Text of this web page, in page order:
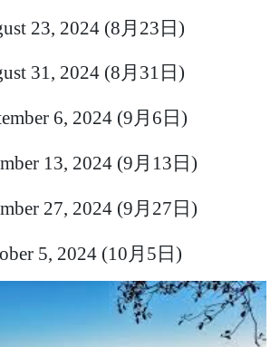
23, 2024 (8月23日 )
31, 2024 (8月31日 )
6, 2024 (9月6日 )
13, 2024 (9月13日 )
27, 2024 (9月27日 )
5, 2024 (10月5日 )